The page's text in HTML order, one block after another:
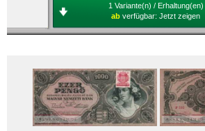
1 Variante(n) / Erhaltung(en)
ab verfügbar: Jetzt zeigen